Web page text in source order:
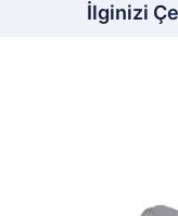
İlginizi